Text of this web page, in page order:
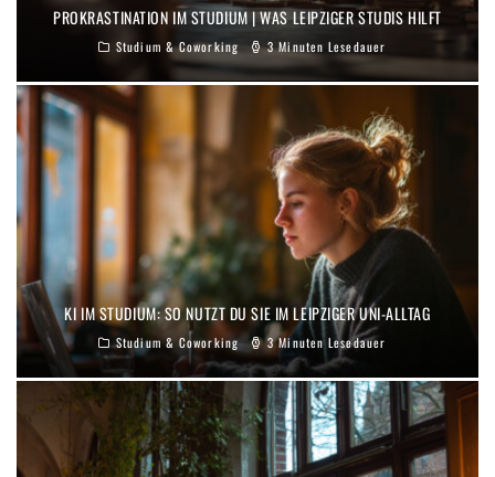
PROKRASTINATION IM STUDIUM | WAS LEIPZIGER STUDIS HILFT
Studium & Coworking 3 Minuten Lesedauer
KI IM STUDIUM: SO NUTZT DU SIE IM LEIPZIGER UNI-ALLTAG
Studium & Coworking 3 Minuten Lesedauer